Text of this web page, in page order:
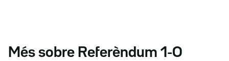
Més sobre Referèndum 1-O